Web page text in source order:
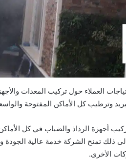
العملاء حول تركيب المعدات
وترطيب كل الأماكن المفتوحة
أجهزة الرذاذ والضباب في كل
ذلك تمنح الشركة خدمة عالية الجودة
الأخرى.